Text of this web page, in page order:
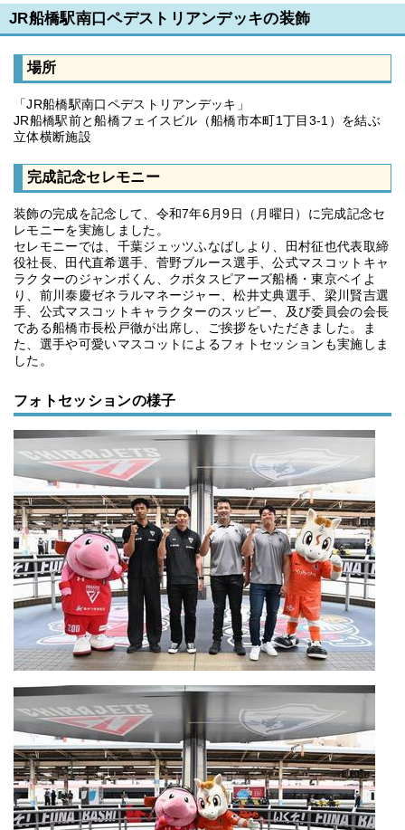
JR船橋駅南口ペデストリアンデッキの装飾
場所
「JR船橋駅南口ペデストリアンデッキ」
JR船橋駅前と船橋フェイスビル（船橋市本町1丁目3-1）を結ぶ
立体横断施設
完成記念セレモニー
装飾の完成を記念して、令和7年6月9日（月曜日）に完成記念セ
レモニーを実施しました。
セレモニーでは、千葉ジェッツふなばしより、田村征也代表取締
役社長、田代直希選手、菅野ブルース選手、公式マスコットキャ
ラクターのジャンボくん、クボタスピアーズ船橋・東京ベイよ
り、前川泰慶ゼネラルマネージャー、松井丈典選手、梁川賢吉選
手、公式マスコットキャラクターのスッピー、及び委員会の会長
である船橋市長松戸徹が出席し、ご挨拶をいただきました。ま
た、選手や可愛いマスコットによるフォトセッションも実施しま
した。
フォトセッションの様子